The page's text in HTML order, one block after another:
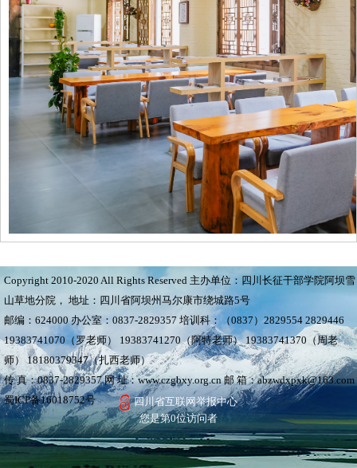
Copyright 2010-2020 All Rights Reserved 主办单位：四川长征干部学院阿坝雪
山草地分院， 地址：四川省阿坝州马尔康市绕城路5号
邮编：624000 办公室：0837-2829357 培训科：（0837）2829554 2829446
19383741070（罗老师） 19383741270（阿特老师） 19383741370（周老
师） 18180379347（扎西老师）
传 真：0837-2829357 网 址：www.czgbxy.org.cn 邮 箱：abzwdxpxk@163.com
蜀ICP备16018752号
四川省互联网举报中心
您是第0位访问者